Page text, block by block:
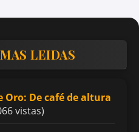
LEIDAS
Oro: De café de altura
vistas)